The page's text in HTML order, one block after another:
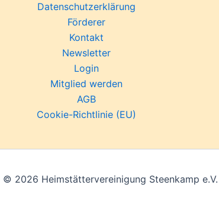
Datenschutzerklärung
Förderer
Kontakt
Newsletter
Login
Mitglied werden
AGB
Cookie-Richtlinie (EU)
2026 Heimstättervereinigung Steenkamp e.V.